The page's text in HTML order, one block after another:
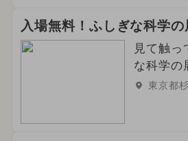
2025年1月のイベント
入場無料！ふしぎな科学の
見て触っ
な科学の
東京都